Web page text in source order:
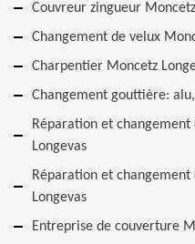
Couvreur zingueur
Changement de velux
Charpentier Moncetz
Changement gouttière:
Réparation et
Longevas
Réparation et
Longevas
Entreprise de couverture